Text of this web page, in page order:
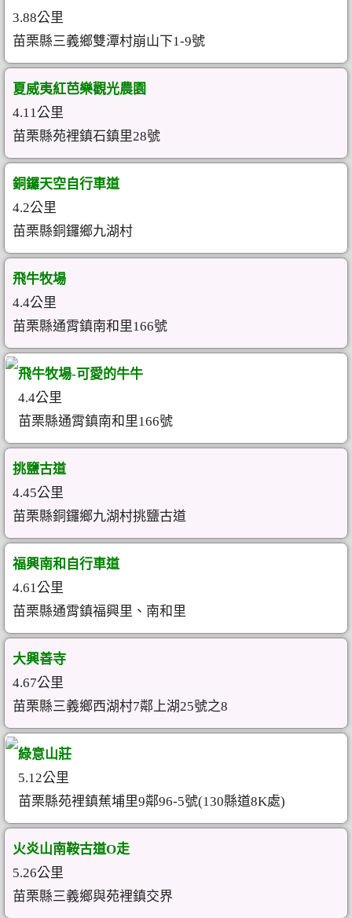
3.88公里
苗栗縣三義鄉雙潭村崩山下1-9號
夏威夷紅芭樂觀光農園
4.11公里
苗栗縣苑裡鎮石鎮里28號
銅鑼天空自行車道
4.2公里
苗栗縣銅鑼鄉九湖村
飛牛牧場
4.4公里
苗栗縣通霄鎮南和里166號
飛牛牧場-可愛的牛牛
4.4公里
苗栗縣通霄鎮南和里166號
挑鹽古道
4.45公里
苗栗縣銅鑼鄉九湖村挑鹽古道
福興南和自行車道
4.61公里
苗栗縣通霄鎮福興里、南和里
大興善寺
4.67公里
苗栗縣三義鄉西湖村7鄰上湖25號之8
綠意山莊
5.12公里
苗栗縣苑裡鎮蕉埔里9鄰96-5號(130縣道8K處)
火炎山南鞍古道O走
5.26公里
苗栗縣三義鄉與苑裡鎮交界